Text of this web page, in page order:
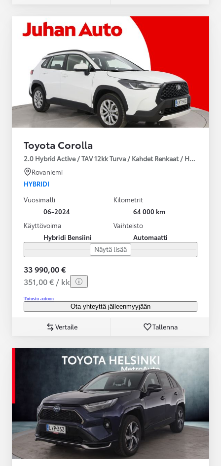
Toyota Corolla
2.0 Hybrid Active / TAV 12kk Turva / Kahdet Renkaat /
Rovaniemi
HYBRIDI
Vuosimalli
06-2024
Kilometrit
64 000 km
Käyttövoima
Hybridi Bensiini
Vaihteisto
Automaatti
Näytä lisää
33 990,00 €
351,00 € / kk
Tutustu autoon
Ota yhteyttä jälleenmyyjään
Vertaile Tallenna